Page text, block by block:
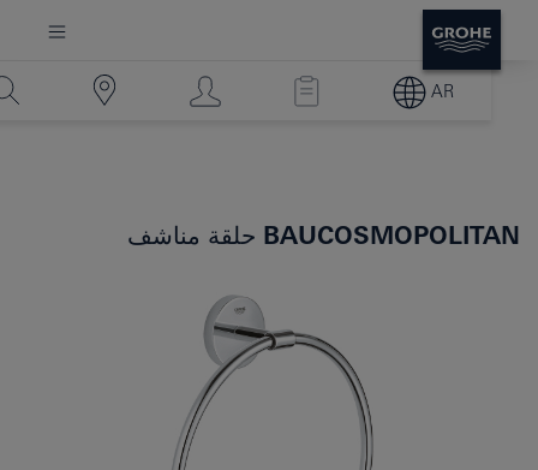
AR
BAUCOSMOPOLITAN حلقة مناشف